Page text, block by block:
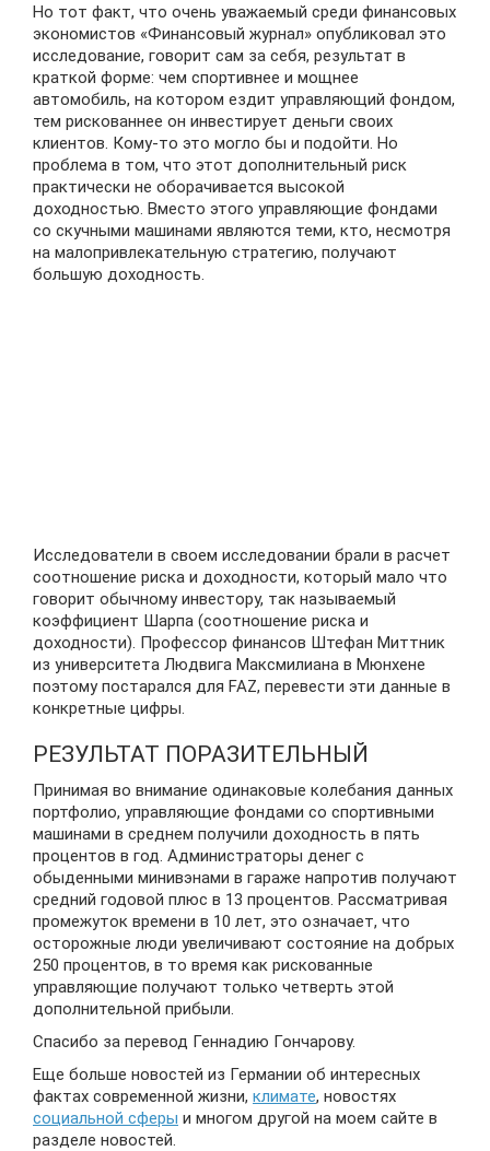
Но тот факт, что очень уважаемый среди финансовых
экономистов «Финансовый журнал» опубликовал это
исследование, говорит сам за себя, результат в
краткой форме: чем спортивнее и мощнее
автомобиль, на котором ездит управляющий фондом,
тем рискованнее он инвестирует деньги своих
клиентов. Кому-то это могло бы и подойти. Но
проблема в том, что этот дополнительный риск
практически не оборачивается высокой
доходностью. Вместо этого управляющие фондами
со скучными машинами являются теми, кто, несмотря
на малопривлекательную стратегию, получают
большую доходность.
Исследователи в своем исследовании брали в расчет
соотношение риска и доходности, который мало что
говорит обычному инвестору, так называемый
коэффициент Шарпа (соотношение риска и
доходности). Профессор финансов Штефан Миттник
из университета Людвига Максмилиана в Мюнхене
поэтому постарался для FAZ, перевести эти данные в
конкретные цифры.
РЕЗУЛЬТАТ ПОРАЗИТЕЛЬНЫЙ
Принимая во внимание одинаковые колебания данных
портфолио, управляющие фондами со спортивными
машинами в среднем получили доходность в пять
процентов в год. Администраторы денег с
обыденными минивэнами в гараже напротив получают
средний годовой плюс в 13 процентов. Рассматривая
промежуток времени в 10 лет, это означает, что
осторожные люди увеличивают состояние на добрых
250 процентов, в то время как рискованные
управляющие получают только четверть этой
дополнительной прибыли.
Спасибо за перевод Геннадию Гончарову.
Еще больше новостей из Германии об интересных
фактах современной жизни, климате, новостях
социальной сферы и многом другой на моем сайте в
разделе новостей.